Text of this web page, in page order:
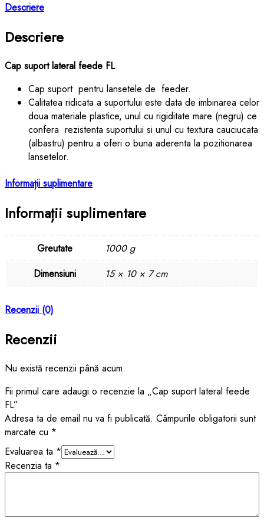
Descriere
Descriere
Cap suport lateral feede FL
Cap suport pentru lansetele de feeder.
Calitatea ridicata a suportului este data de imbinarea celor
doua materiale plastice, unul cu rigiditate mare (negru) ce
confera rezistenta suportului si unul cu textura cauciucata
(albastru) pentru a oferi o buna aderenta la pozitionarea
lansetelor.
Informații suplimentare
Informații suplimentare
Greutate
1000 g
Dimensiuni
15 × 10 × 7 cm
Recenzii (0)
Recenzii
Nu există recenzii până acum.
Fii primul care adaugi o recenzie la „Cap suport lateral feede
FL”
Adresa ta de email nu va fi publicată. Câmpurile obligatorii sunt
marcate cu *
Evaluarea ta *
Recenzia ta *